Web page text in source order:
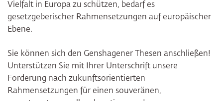
Vielfalt in Europa zu schützen, bedarf es
gesetzgeberischer Rahmensetzungen auf europäischer
Ebene.
Sie können sich den Genshagener Thesen anschließen!
Unterstützen Sie mit Ihrer Unterschrift unsere
Forderung nach zukunftsorientierten
Rahmensetzungen für einen souveränen,